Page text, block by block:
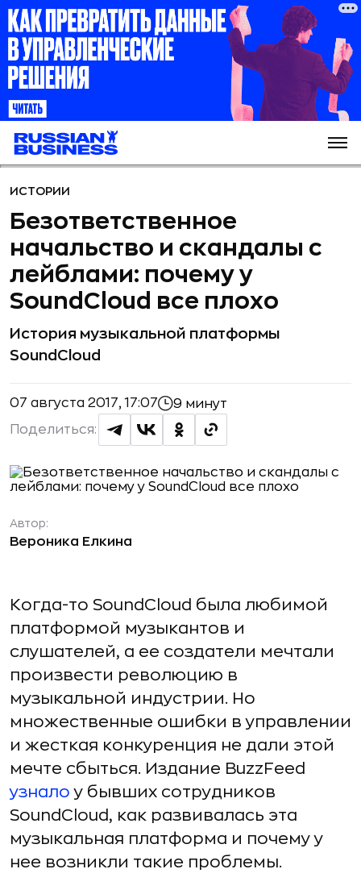
ИСТОРИИ
Безответственное
начальство и скандалы с
лейблами: почему у
SoundCloud все плохо
История музыкальной платформы
SoundCloud
07 августа 2017, 17:07 9 минут
Поделиться:
Автор:
Вероника Елкина
Когда-то SoundCloud была любимой
платформой музыкантов и
слушателей, а ее создатели мечтали
произвести революцию в
музыкальной индустрии. Но
множественные ошибки в управлении
и жесткая конкуренция не дали этой
мечте сбыться. Издание BuzzFeed
узнало у бывших сотрудников
SoundCloud, как развивалась эта
музыкальная платформа и почему у
нее возникли такие проблемы.